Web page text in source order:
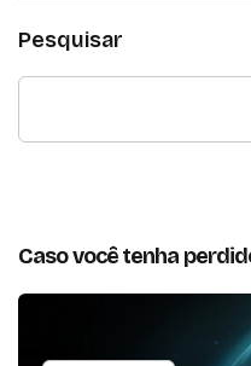
Pesquisar
Caso você tenha